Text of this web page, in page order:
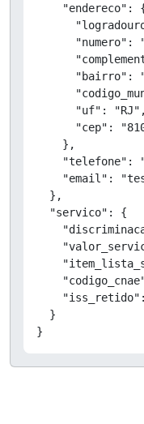
"endereco":
"numero":
"bairro":
      "uf": "RJ",
"cep":
    },
"telefone":
"email":
  },
  "servico": {
  }
}